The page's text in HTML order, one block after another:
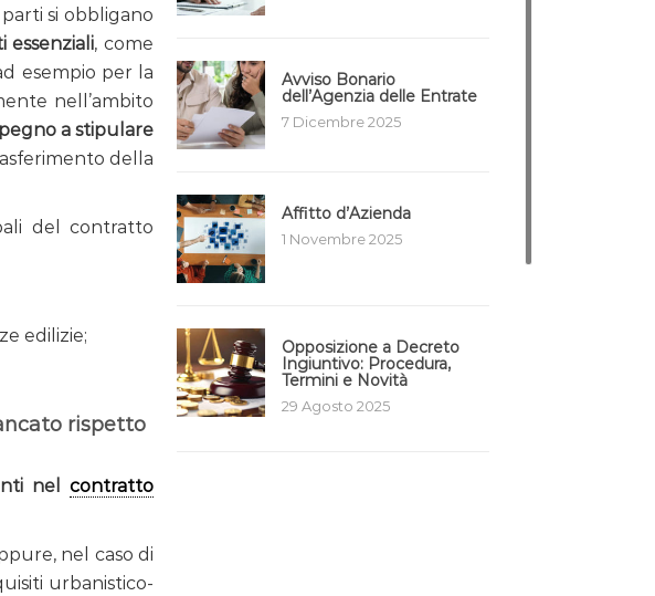
si obbligano
essenziali, come
esempio per la
nell’ambito
a stipulare
della
del contratto
edilizie;
rispetto
nel contratto
nel caso di
urbanistico-
Avviso Bonario
dell’Agenzia delle Entrate
7 Dicembre 2025
Affitto d’Azienda
1 Novembre 2025
Opposizione a Decreto
Ingiuntivo: Procedura,
Termini e Novità
29 Agosto 2025